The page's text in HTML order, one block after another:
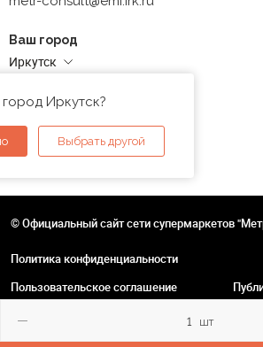
шт
Ваш город
Иркутск
Иркутск?
Выбрать другой
© Официальный сайт сети супермаркетов
Политика конфиденциальности
Пользовательское соглашение